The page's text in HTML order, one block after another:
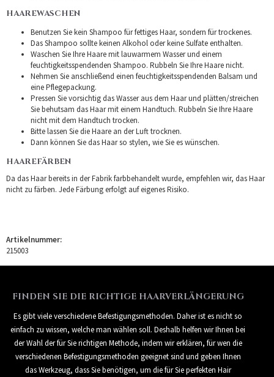
HAAREWASCHEN
Benutzen Sie kein Shampoo für fettiges Haar, sondern für trockenes.
Das Shampoo sollte keinen Alkohol oder keine Sulfate enthalten.
Waschen Sie Ihre Haare mit lauwarmem Wasser und einem
feuchtigkeitsspendenden Shampoo. Rubbeln Sie Ihre Haare nicht.
Nehmen Sie anschließend einen feuchtigkeitsspendenden Balsam und
eine Pflegepackung.
Pressen Sie vorsichtig das Wasser aus dem Haar und plätten/streichen
Sie behutsam das Haar mit einem Handtuch. Rubbeln Sie Ihre Haare
nicht mit dem Handtuch trocken.
Bitte lassen Sie die Haare an der Luft trocknen.
Dann können Sie das Haar so stylen, wie Sie es wünschen.
HAAREFÄRBEN
Da das Haar bereits in der Fabrik farbbehandelt wurde, empfehlen wir, das Haar
nicht zu färben. Jede Färbung erfolgt auf eigenes Risiko.
Artikelnummer:
215003
FINDEN SIE DIE RICHTIGE HAARVERLÄNGERUNG
Es gibt viele verschiedene Befestigungsmethoden. Daher ist es nicht so
einfach zu wissen, welche man wählen soll. Deshalb helfen wir Ihnen bei
der Wahl der für Sie richtigen Methode, indem wir erklären, für wen die
verschiedenen Befestigungsmethoden geeignet sind und geben Ihnen
das Werkzeug, dass Sie benötigen, um die für Sie perfekten Hair